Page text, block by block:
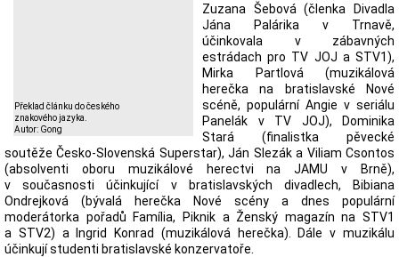
Překlad článku do českého
znakového jazyka.
Autor: Gong
Zuzana Šebová (členka Divadla
Jána Palárika v Trnavě,
účinkovala v zábavných
estrádach pro TV JOJ a STV1),
Mirka Partlová (muzikálová
herečka na bratislavské Nové
scéně, populární Angie v seriálu
Panelák v TV JOJ), Dominika
Stará (finalistka pěvecké
soutěže Česko-Slovenská Superstar), Ján Slezák a Viliam Csontos
(absolventi oboru muzikálové herectvi na JAMU v Brně),
v současnosti účinkující v bratislavských divadlech, Bibiana
Ondrejková (bývalá herečka Nové scény a dnes populární
moderátorka pořadů Família, Piknik a Ženský magazín na STV1
a STV2) a Ingrid Konrad (muzikálová herečka). Dále v muzikálu
účinkují studenti bratislavské konzervatoře.